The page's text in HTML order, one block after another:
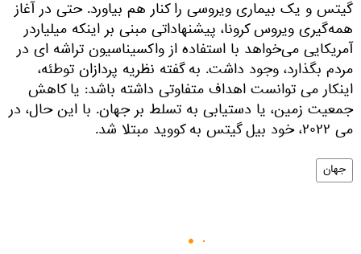
گیتس و یک بیماری ویروسی را کنار هم بیاورد. حتی در آغاز
همه‌گیری ویروس کرونا، پیشنهاداتی مبنی بر اینکه میلیاردر
آمریکایی می‌خواهد با استفاده از واکسیناسیون تراشه ای در
مردم بگذارد، وجود داشت. به گفته نظریه پردازان توطئه،
اینکار می توانست اهداف متفاوتی داشته باشد: یا کاهش
جمعیت زمین، یا دستیابی به تسلط بر جهان. با این حال، در
می ۲۰۲۲، خود بیل گیتس به کووید مبتلا شد.
جهان